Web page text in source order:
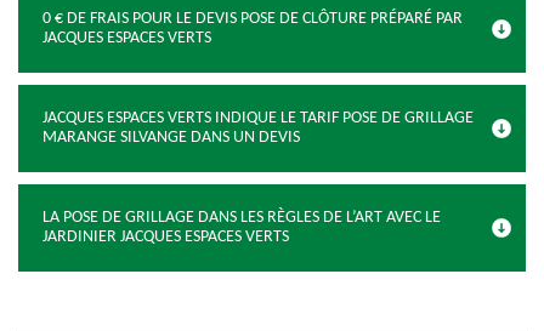
0 € DE FRAIS POUR LE DEVIS POSE DE CLÔTURE PRÉPARÉ PAR
JACQUES ESPACES VERTS
JACQUES ESPACES VERTS INDIQUE LE TARIF POSE DE GRILLAGE
MARANGE SILVANGE DANS UN DEVIS
LA POSE DE GRILLAGE DANS LES RÈGLES DE L’ART AVEC LE
JARDINIER JACQUES ESPACES VERTS